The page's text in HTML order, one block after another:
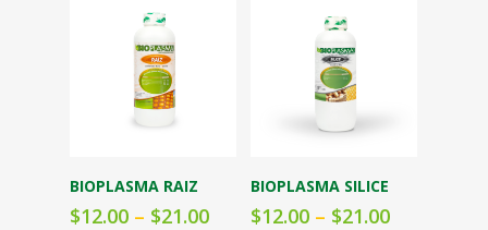
Seleccionar
opciones
BIOPLASMA RAIZ
$12.00 – $21.00
Seleccionar
opciones
BIOPLASMA SILICE
$12.00– $21.00